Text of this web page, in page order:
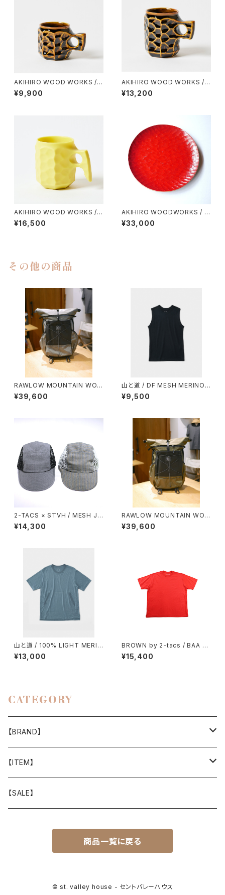
AKIHIRO WOOD WORKS / J
INCUP CERAMIC（M）
¥9,900
AKIHIRO WOOD WORKS / J
INCUP CERAMIC（L）
¥13,200
AKIHIRO WOOD WORKS / J
INCUP ANEW
¥16,500
AKIHIRO WOODWORKS / P
LATE ２７０（URISHI）
¥33,000
その他の商品
RAWLOW MOUNTAIN WOR
KS / RASCAL（GRAY）
¥39,600
山と道 / DF MESH MERINO
SLEEVELESS（MEN）
¥9,500
2-TACS × STVH / MESH JE
T CAP
¥14,300
RAWLOW MOUNTAIN WOR
KS / RASCAL（OLIVE）
¥39,600
山と道 / 100% LIGHT MERIN
O KANGAROO（UNISEX）
¥13,000
BROWN by 2-tacs / BAA WI
DE
¥15,400
CATEGORY
【BRAND】
山と道
T-SHIRT
迷迭香
Akihiro Wood Works
【ITEM】
WEAR
【SALE】
商品一覧に戻る
© st. valley house - セントバレーハウス